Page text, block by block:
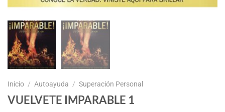
Inicio / Autoayuda / Superación Personal
VUELVETE IMPARABLE 1